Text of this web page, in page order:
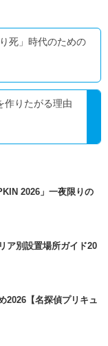
死」時代のための
作りたがる理由
2026」一夜限りの
ア別設置場所ガイド20
2026【名探偵プリキュ